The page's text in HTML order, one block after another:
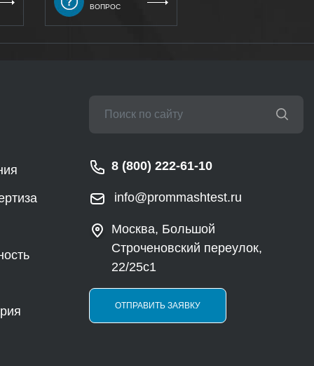
ВОПРОС
8 (800) 222-61-10
info@prommashtest.ru
Москва, Большой
Строченовский переулок,
22/25с1
ОТПРАВИТЬ ЗАЯВКУ